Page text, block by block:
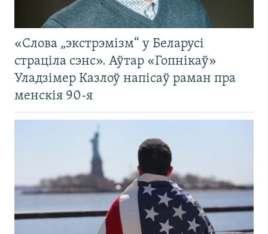
«Слова „экстрэмізм“ у Беларусі
страціла сэнс». Аўтар «Гопнікаў»
Уладзімер Казлоў напісаў раман пра
менскія 90-я